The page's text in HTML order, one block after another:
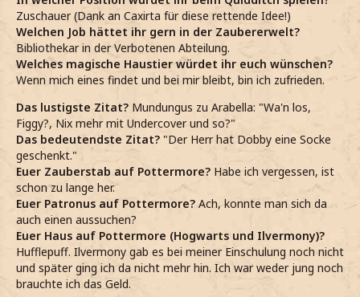
Zuschauer (Dank an Caxirta für diese rettende Idee!)
Welchen Job hättet ihr gern in der Zaubererwelt?
Bibliothekar in der Verbotenen Abteilung.
Welches magische Haustier würdet ihr euch wünschen?
Wenn mich eines findet und bei mir bleibt, bin ich zufrieden.
Das lustigste Zitat? Mundungus zu Arabella: "Wa'n los,
Figgy?, Nix mehr mit Undercover und so?"
Das bedeutendste Zitat? "Der Herr hat Dobby eine Socke
geschenkt."
Euer Zauberstab auf Pottermore? Habe ich vergessen, ist
schon zu lange her.
Euer Patronus auf Pottermore? Ach, konnte man sich da
auch einen aussuchen?
Euer Haus auf Pottermore (Hogwarts und Ilvermony)?
Hufflepuff. Ilvermony gab es bei meiner Einschulung noch nicht
und später ging ich da nicht mehr hin. Ich war weder jung noch
brauchte ich das Geld.